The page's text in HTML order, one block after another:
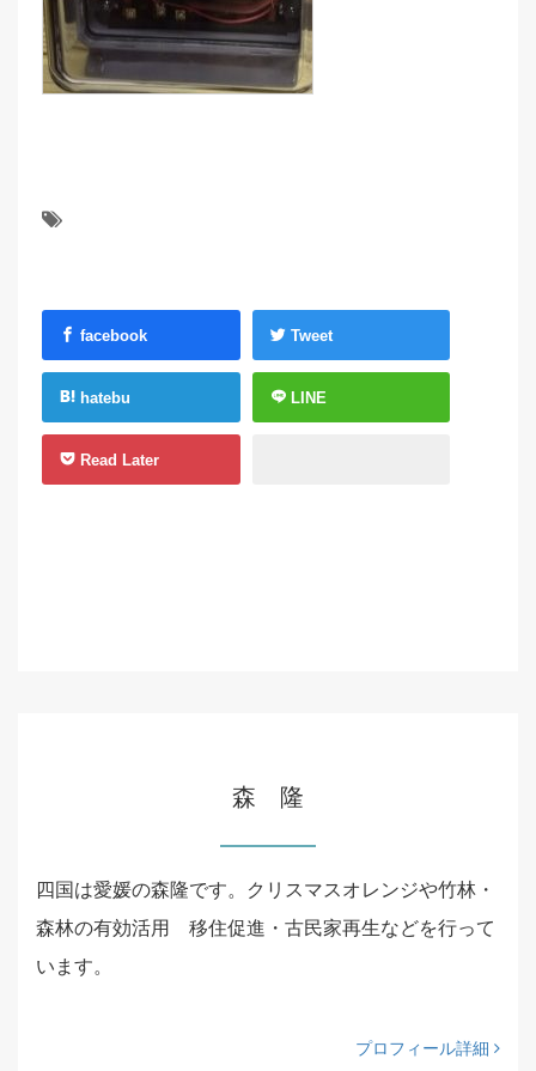
facebook Tweet
hatebu LINE
Read Later
森 隆
四国は愛媛の森隆です。クリスマスオレンジや竹林・
森林の有効活用 移住促進・古民家再生などを行って
います。
プロフィール詳細